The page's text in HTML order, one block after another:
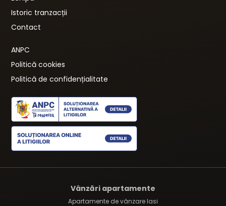
Istoric tranzacții
Contact
ANPC
Politică cookies
Politică de confidențialitate
Vânzări apartamente
Apartamente de vânzare Iasi